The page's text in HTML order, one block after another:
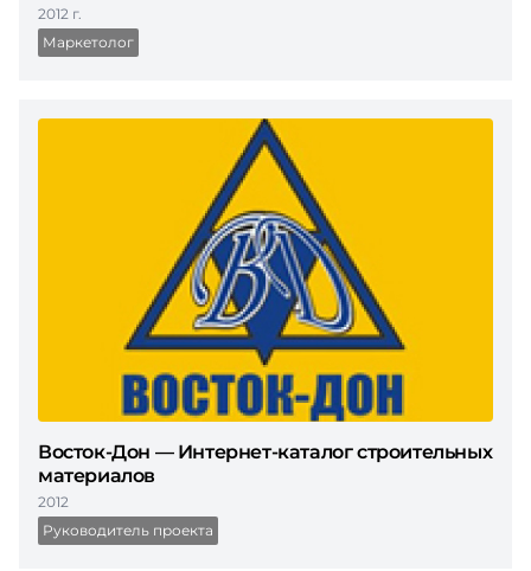
2012 г.
Маркетолог
Восток-Дон — Интернет-каталог строительных
материалов
2012
Руководитель проекта